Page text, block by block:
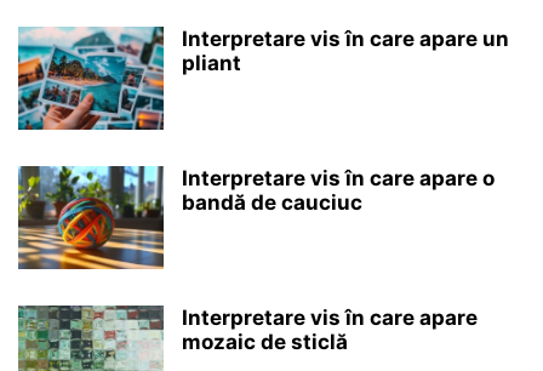
Interpretare vis în care apare un
pliant
Interpretare vis în care apare o
bandă de cauciuc
Interpretare vis în care apare
mozaic de sticlă